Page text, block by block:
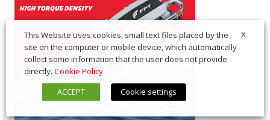
X
This Website uses cookies, small text files placed by the
site on the computer or mobile device, which automatically
collect some information that the user does not provide
directly. Cookie Policy
ACCEPT
Cookie settings